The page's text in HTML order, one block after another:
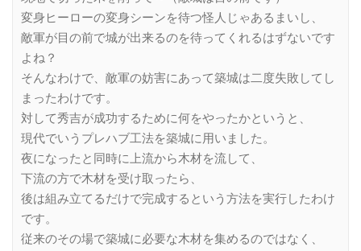
変身ヒーローの変身シーンを待つ怪人じゃあるまいし、
敵軍が目の前で城が出来るのを待ってくれるはずないです
よね？
そんなわけで、敵軍の妨害にあって築城は二度失敗してし
まったわけです。
対して秀吉が成功するために何をやったかというと、
現代でいうプレハブ工法を築城に用いました。
夜になったと同時に上流から木材を流して、
下流の方で木材を受け取ったら、
後は組み立てるだけで完成するという方法を実行したわけ
です。
従来のその場で築城に必要な木材を集めるのではなく、